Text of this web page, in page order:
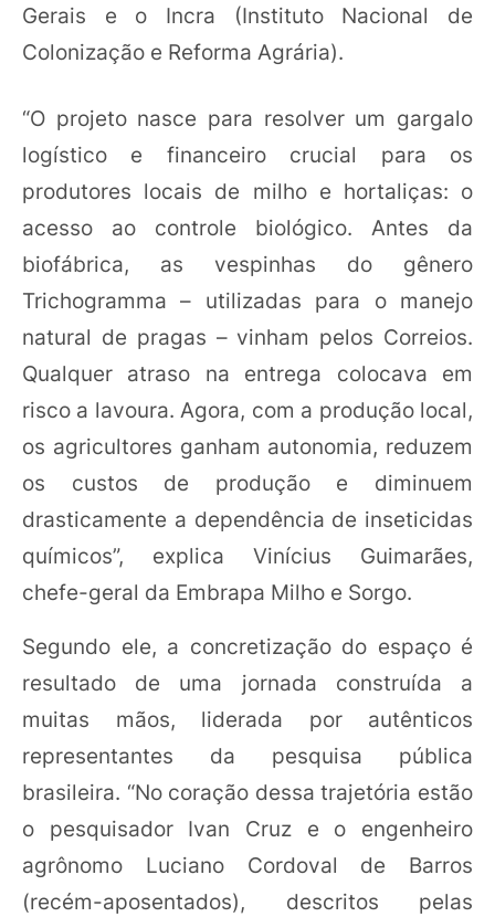
Gerais e o Incra (Instituto Nacional de
Colonização e Reforma Agrária).
“O projeto nasce para resolver um gargalo
logístico e financeiro crucial para os
produtores locais de milho e hortaliças: o
acesso ao controle biológico. Antes da
biofábrica, as vespinhas do gênero
Trichogramma – utilizadas para o manejo
natural de pragas – vinham pelos Correios.
Qualquer atraso na entrega colocava em
risco a lavoura. Agora, com a produção local,
os agricultores ganham autonomia, reduzem
os custos de produção e diminuem
drasticamente a dependência de inseticidas
químicos”, explica Vinícius Guimarães,
chefe-geral da Embrapa Milho e Sorgo.
Segundo ele, a concretização do espaço é
resultado de uma jornada construída a
muitas mãos, liderada por autênticos
representantes da pesquisa pública
brasileira. “No coração dessa trajetória estão
o pesquisador Ivan Cruz e o engenheiro
agrônomo Luciano Cordoval de Barros
(recém-aposentados), descritos pelas